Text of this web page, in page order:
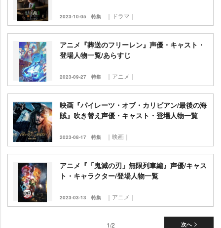
2023-10-05 特集 ｜ドラマ｜
アニメ『葬送のフリーレン』声優・キャスト・
登場人物一覧/あらすじ
2023-09-27 特集 ｜アニメ｜
映画『パイレーツ・オブ・カリビアン/最後の海
賊』吹き替え声優・キャスト・登場人物一覧
2023-08-17 特集 ｜映画｜
アニメ『「鬼滅の刃」無限列車編』声優/キャス
ト・キャラクター/登場人物一覧
2023-03-13 特集 ｜アニメ｜
次へ
1/2